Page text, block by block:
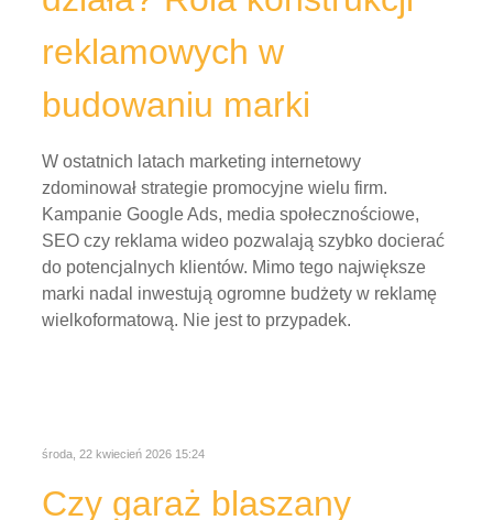
marki nadal inwestują ogromne budżety w reklamę
wielkoformatową. Nie jest to przypadek.
Czy garaż blaszany
wymaga pozwolenia?
Przepisy w 2026 roku